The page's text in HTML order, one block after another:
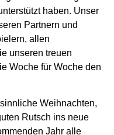
haben. Unser
Partnern und
allen
unseren treuen
Woche für Woche den
Weihnachten,
Rutsch ins neue
Jahr alle